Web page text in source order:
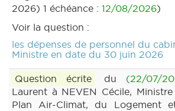
2026) 1 échéance : 12/08/2026)
Voir la question :
les dépenses de personnel du
Ministre en date du 30 juin 2026
Question écrite du (22/07/
Laurent à NEVEN Cécile,
Plan Air-Climat, du Logement